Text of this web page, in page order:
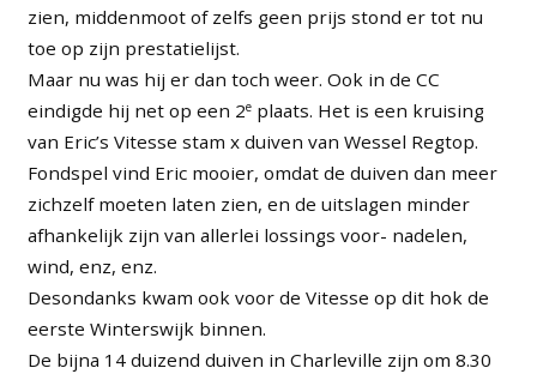
zien, middenmoot of zelfs geen prijs stond er tot nu
toe op zijn prestatielijst.
Maar nu was hij er dan toch weer. Ook in de CC
eindigde hij net op een 2eplaats. Het is een kruising
van Eric’s Vitesse stam x duiven van Wessel Regtop.
Fondspel vind Eric mooier, omdat de duiven dan meer
zichzelf moeten laten zien, en de uitslagen minder
afhankelijk zijn van allerlei lossings voor- nadelen,
wind, enz, enz.
Desondanks kwam ook voor de Vitesse op dit hok de
eerste Winterswijk binnen.
De bijna 14 duizend duiven in Charleville zijn om 8.30